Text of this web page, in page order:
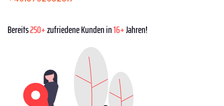
Bereits250+zufriedene Kunden in16+Jahren!